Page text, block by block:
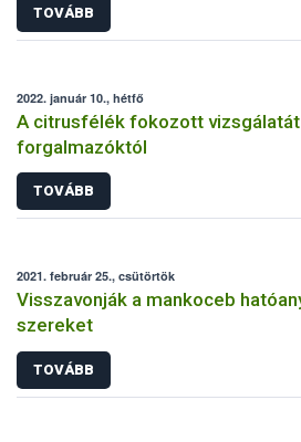
TOVÁBB
2022. január 10., hétfő
A citrusfélék fokozott vizsgálatát
forgalmazóktól
TOVÁBB
2021. február 25., csütörtök
Visszavonják a mankoceb
szereket
TOVÁBB